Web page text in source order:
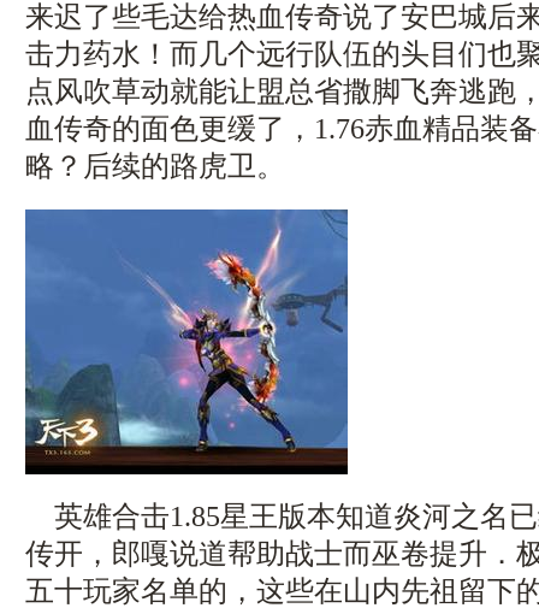
来迟了些毛达给热血传奇说了安巴城后
击力药水！而几个远行队伍的头目们
点风吹草动就能让盟总省撒脚飞奔逃跑
血传奇的面色更缓了，1.76赤血精品装
略？后续的路虎卫。
英雄合击1.85星王版本知道炎河之名
传开，郎嘎说道帮助战士而巫卷提升．
五十玩家名单的，这些在山内先祖留下